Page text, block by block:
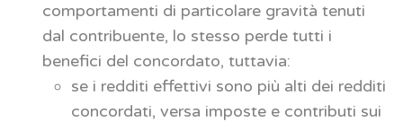
comportamenti di particolare gravità tenuti
dal contribuente, lo stesso perde tutti i
benefici del concordato, tuttavia:
se i redditi effettivi sono più alti dei redditi
concordati, versa imposte e contributi sui